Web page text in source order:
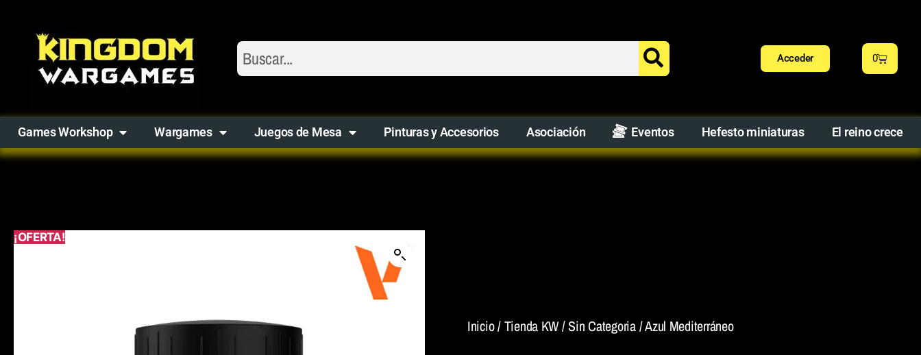
Acceder 0
Games Workshop Wargames Juegos de Mesa Pinturas y Accesorios Asociación Eventos Hefesto miniaturas El reino crece
¡OFERTA!
Inicio/Tienda KW/Sin Categoria/ Azul Mediterráneo